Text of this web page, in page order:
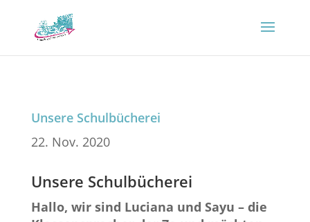
Unsere Schulbücherei
22. Nov. 2020
Unsere Schulbücherei
Hallo, wir sind Luciana und Sayu – die